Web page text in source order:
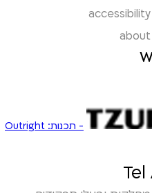
accessibility
about
- תכנות: Outright